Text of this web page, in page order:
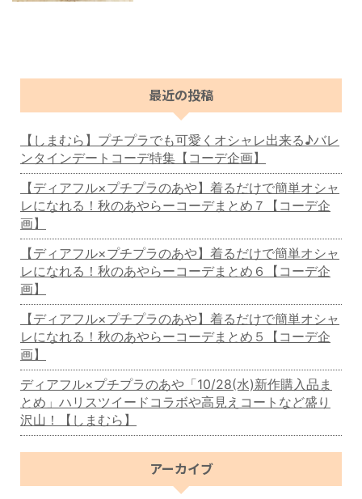
最近の投稿
【しまむら】プチプラでも可愛くオシャレ出来る♪バレ
ンタインデートコーデ特集【コーデ企画】
【ディアフル×プチプラのあや】着るだけで簡単オシャ
レになれる！秋のあやらーコーデまとめ７【コーデ企
画】
【ディアフル×プチプラのあや】着るだけで簡単オシャ
レになれる！秋のあやらーコーデまとめ６【コーデ企
画】
【ディアフル×プチプラのあや】着るだけで簡単オシャ
レになれる！秋のあやらーコーデまとめ５【コーデ企
画】
ディアフル×プチプラのあや「10/28(水)新作購入品ま
とめ」ハリスツイードコラボや高見えコートなど盛り
沢山！【しまむら】
アーカイブ